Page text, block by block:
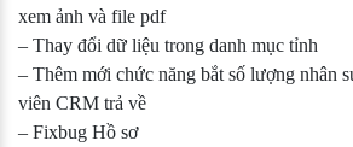
xem ảnh và file pdf
– Thay đổi dữ liệu trong danh mục tỉnh
– Thêm mới chức năng bắt số lượng nhân
viên CRM trả về
– Fixbug Hồ sơ